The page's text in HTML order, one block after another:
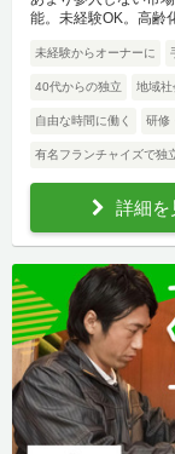
能。未経験OK。高齢
未経験からオーナーに
40代からの独立 地域社
自由な時間に働く 研修
有名フランチャイズで独
詳細を